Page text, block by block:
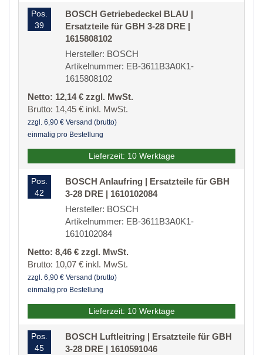
Pos.
39
BOSCH Getriebedeckel BLAU |
Ersatzteile für GBH 3-28 DRE |
1615808102
Hersteller: BOSCH
Artikelnummer: EB-3611B3A0K1-
1615808102
Netto: 12,14 € zzgl. MwSt.
Brutto: 14,45 € inkl. MwSt.
zzgl. 6,90 € Versand (brutto)
einmalig pro Bestellung
Lieferzeit: 10 Werktage
Pos.
42
BOSCH Anlaufring | Ersatzteile für GBH
3-28 DRE | 1610102084
Hersteller: BOSCH
Artikelnummer: EB-3611B3A0K1-
1610102084
Netto: 8,46 € zzgl. MwSt.
Brutto: 10,07 € inkl. MwSt.
zzgl. 6,90 € Versand (brutto)
einmalig pro Bestellung
Lieferzeit: 10 Werktage
Pos.
45
BOSCH Luftleitring | Ersatzteile für GBH
3-28 DRE | 1610591046